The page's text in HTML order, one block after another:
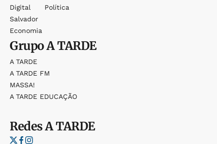
Digital
Salvador
Economia
Política
GrupoA TARDE
A TARDE
A TARDE FM
MASSA!
A TARDE EDUCAÇÃO
RedesA TARDE